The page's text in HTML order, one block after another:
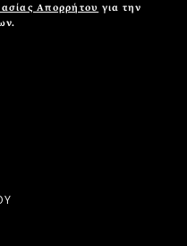
Απορρήτου για την